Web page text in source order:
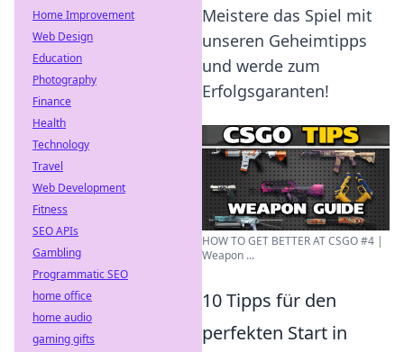
Meistere das Spiel mit
unseren Geheimtipps
und werde zum
Erfolgsgaranten!
HOW TO GET BETTER AT CSGO #4 |
Weapon ...
10 Tipps für den
perfekten Start in
Home Improvement
Web Design
Education
Photography
Finance
Health
Technology
Travel
Web Development
Fitness
SEO APIs
Gambling
Programmatic SEO
home office
home audio
gaming gifts